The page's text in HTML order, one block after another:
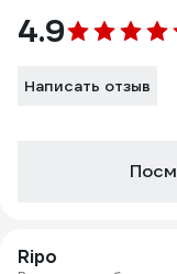
4.9
Написать отзыв
Ripo